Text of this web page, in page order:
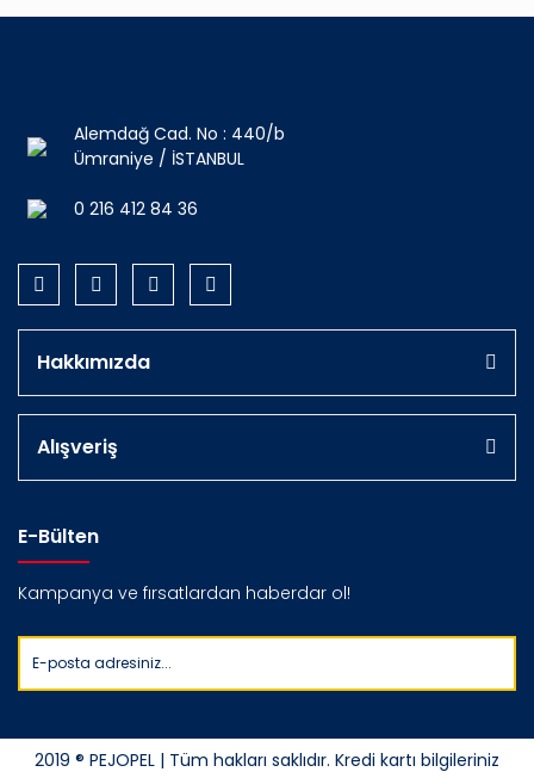
Alemdağ Cad. No : 440/b
Ümraniye / İSTANBUL
0 216 412 84 36
Hakkımızda
Alışveriş
E-Bülten
Kampanya ve fırsatlardan haberdar ol!
2019 ® PEJOPEL | Tüm hakları saklıdır. Kredi kartı bilgileriniz